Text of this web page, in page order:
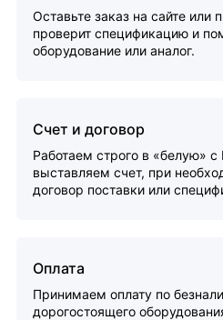
Оставьте заказ на сайте
проверит спецификацию и
оборудование или аналог.
Счет и договор
Работаем строго в «белую»
выставляем счет, при
договор поставки или
Оплата
Принимаем оплату по
дорогостоящего